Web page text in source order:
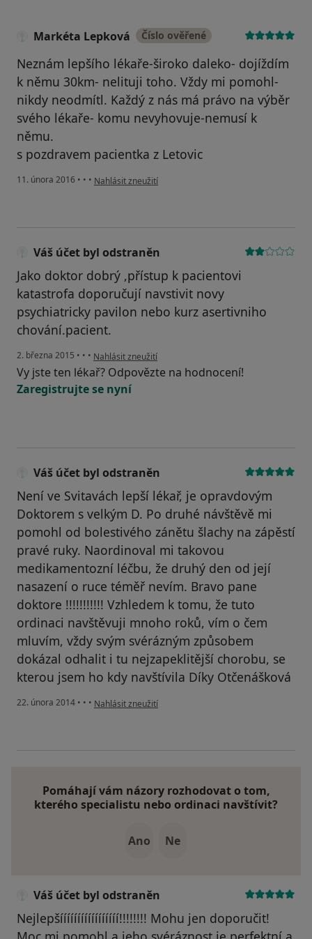
Markéta Lepková Číslo ověřené
Neznám lepšího lékaře-široko daleko- dojíždím
k němu 30km- nelituji toho. Vždy mi pomohl-
nikdy neodmítl. Každý z nás má právo na výběr
svého lékaře- komu nevyhovuje-nemusí k
němu.
s pozdravem pacientka z Letovic
11. února 2016 • • • podle názoru uživatele Markéta Lepková
Nahlásit zneužití
Váš účet byl odstraněn
Jako doktor dobrý ,přístup k pacientovi
katastrofa doporučují navstivit novy
psychiatricky pavilon nebo kurz asertivniho
chování.pacient.
2. března 2015 • • • podle názoru uživatele Váš účet byl odstraněn
Nahlásit zneužití
Vy jste ten lékař? Odpovězte na hodnocení!
Zaregistrujte se nyní
Váš účet byl odstraněn
Není ve Svitavách lepší lékař, je opravdovým
Doktorem s velkým D. Po druhé návštěvě mi
pomohl od bolestivého zánětu šlachy na zápěstí
pravé ruky. Naordinoval mi takovou
medikamentozní léčbu, že druhý den od její
nasazení o ruce téměř nevím. Bravo pane
doktore !!!!!!!!!!! Vzhledem k tomu, že tuto
ordinaci navštěvuji mnoho roků, vím o čem
mluvím, vždy svým svérázným způsobem
dokázal odhalit i tu nejzapeklitější chorobu, se
kterou jsem ho kdy navštívila Díky Otčenášková
22. února 2014 • • • podle názoru uživatele Váš účet byl odstraněn
Nahlásit zneužití
Pomáhají vám názory rozhodovat o tom,
kterého specialistu nebo ordinaci navštívit?
Ano Ne
Váš účet byl odstraněn
Nejlepšííííííííííííííííí!!!!!!!! Mohu jen doporučit!